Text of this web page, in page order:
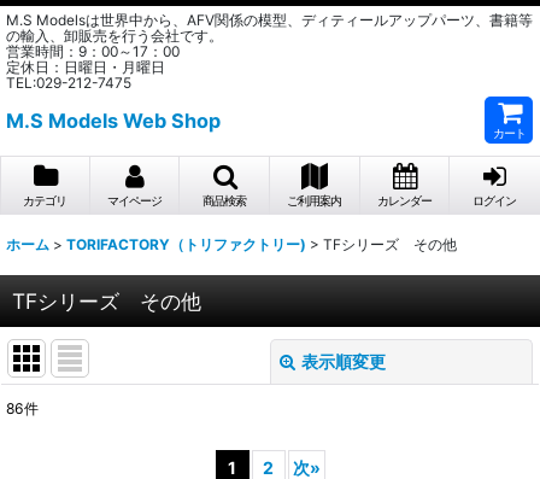
M.S Modelsは世界中から、AFV関係の模型、ディティールアップパーツ、書籍等
の輸入、卸販売を行う会社です。
営業時間：9：00～17：00
定休日：日曜日・月曜日
TEL:029-212-7475
M.S Models Web Shop
カート
カテゴリ マイページ 商品検索 ご利用案内 カレンダー ログイン
ホーム > TORIFACTORY（トリファクトリー) > TFシリーズ その他
TFシリーズ その他
表示順変更
86件
1 2 次»